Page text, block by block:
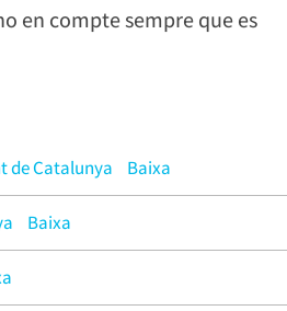
en compte sempre que es
de Catalunya Baixa
Baixa